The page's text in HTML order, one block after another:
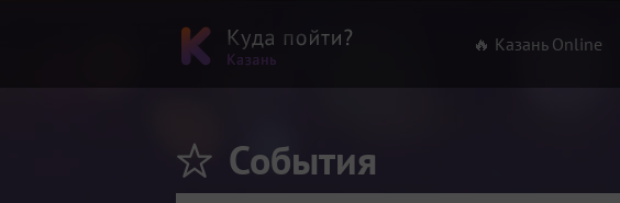
🔥 Казань Online
События